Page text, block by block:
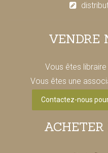
VENDRE
Vous êtes
Vous êtes une
Contactez-nous